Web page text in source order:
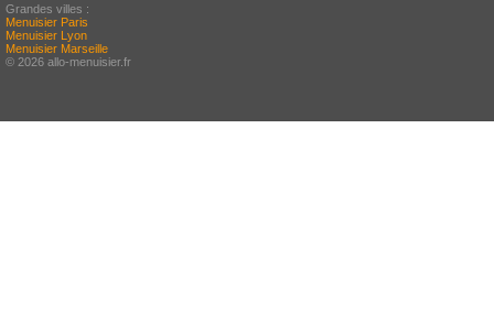
Grandes villes :
Menuisier Paris
Menuisier Lyon
Menuisier Marseille
© 2026 allo-menuisier.fr